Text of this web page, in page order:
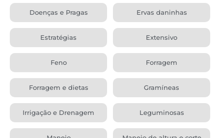
Doenças e Pragas Ervas daninhas
Estratégias Extensivo
Feno Forragem
Forragem e dietas Gramíneas
Irrigação e Drenagem Leguminosas